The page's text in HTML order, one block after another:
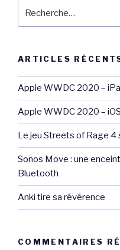
ARTICLES
Apple WWDC 2020 –
Apple WWDC 2020 –
Le jeu Streets of Rage
Sonos Move : une
Bluetooth
Anki tire sa révérence
COMMENTAIRES